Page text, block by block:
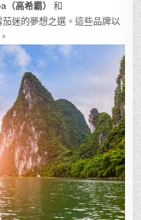
（高希霸）
和
茄迷的夢想之選。這些品牌以